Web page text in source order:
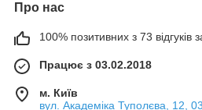
Про нас
100% позитивних з 73 відгуків
Працює з 03.02.2018
м. Київ
вул. Академіка Туполєва, 12,